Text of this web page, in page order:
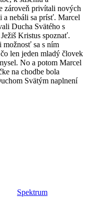
zároveň privítali nových
nebáli sa prísť. Marcel
Ducha Svätého s
Kristus spoznať.
sa s ním
len jeden mladý človek
No a potom Marcel
na chodbe bola
Svätým naplnení
Spektrum